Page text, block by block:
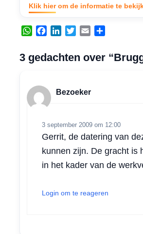
Klik hier om de informatie te
W
t
A
p
p
e
o
k
k
I
t
r
i
3 gedachten over
Bezoeker
3 september 2009 om 12:00
Gerrit, de datering van
kunnen zijn. De gracht is
in het kader van de
Login om te reageren